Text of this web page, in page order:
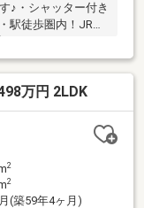
♪・シャッター付き
駅徒歩圏内！JR・
徒歩3分神戸市立
分◇◆神戸不動産
ア密着の不動産売
ボックス席」にて
放送中！物件の売
高く売ります！
万円 2LDK
2
2
(築59年4ヶ月)